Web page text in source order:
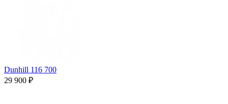
Dunhill 116 700
29 900 ₽